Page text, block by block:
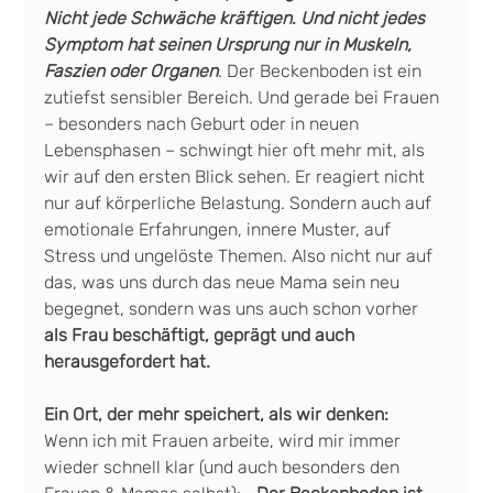
Nicht jede Schwäche kräftigen. Und nicht jedes
Symptom hat seinen Ursprung nur in Muskeln,
Faszien oder Organen. Der Beckenboden ist ein
zutiefst sensibler Bereich. Und gerade bei Frauen
– besonders nach Geburt oder in neuen
Lebensphasen – schwingt hier oft mehr mit, als
wir auf den ersten Blick sehen. Er reagiert nicht
nur auf körperliche Belastung. Sondern auch auf
emotionale Erfahrungen, innere Muster, auf
Stress und ungelöste Themen. Also nicht nur auf
das, was uns durch das neue Mama sein neu
begegnet, sondern was uns auch schon vorher
als Frau beschäftigt, geprägt und auch
herausgefordert hat.
Ein Ort, der mehr speichert, als wir denken:
Wenn ich mit Frauen arbeite, wird mir immer
wieder schnell klar (und auch besonders den